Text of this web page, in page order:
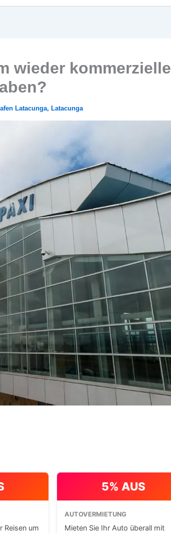
wieder kommerzielle
Latacunga, Latacunga
Reisen um
5% AUS
AUTOVERMIETUNG
Mieten Sie Ihr Auto überall mit